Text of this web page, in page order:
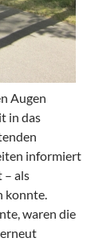
Augen
in das
informiert
– als
konnte.
waren die